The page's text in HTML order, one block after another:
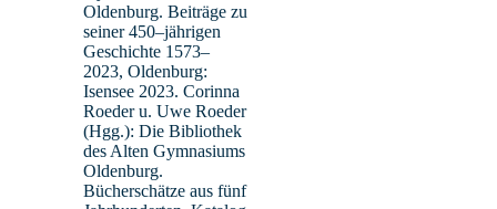
Brinkmann, Hildegard – StR’
Latein, Mathematik
Oldenburg. Beiträge zu
seiner 450–jährigen
Geschichte 1573–
2023, Oldenburg:
Isensee 2023. Corinna
Roeder u. Uwe Roeder
(Hgg.): Die Bibliothek
des Alten Gymnasiums
Oldenburg.
Bücherschätze aus fünf